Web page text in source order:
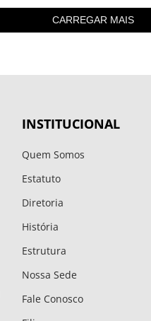
CARREGAR MAIS
INSTITUCIONAL
Quem Somos
Estatuto
Diretoria
História
Estrutura
Nossa Sede
Fale Conosco